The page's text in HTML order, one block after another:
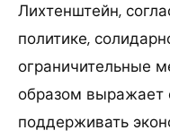
Лихтенштейн,
политике,
ограничительные
образом выражает
поддерживать